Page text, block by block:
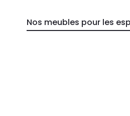
Nos meubles pour les